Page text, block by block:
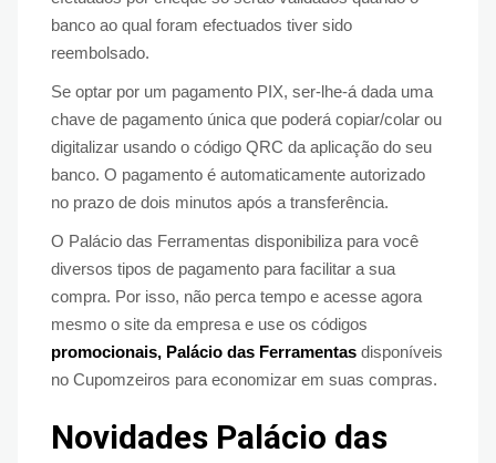
banco ao qual foram efectuados tiver sido
reembolsado.
Se optar por um pagamento PIX, ser-lhe-á dada uma
chave de pagamento única que poderá copiar/colar ou
digitalizar usando o código QRC da aplicação do seu
banco. O pagamento é automaticamente autorizado
no prazo de dois minutos após a transferência.
O Palácio das Ferramentas disponibiliza para você
diversos tipos de pagamento para facilitar a sua
compra. Por isso, não perca tempo e acesse agora
mesmo o site da empresa e use os códigos
promocionais, Palácio das Ferramentas disponíveis
no Cupomzeiros para economizar em suas compras.
Novidades Palácio das